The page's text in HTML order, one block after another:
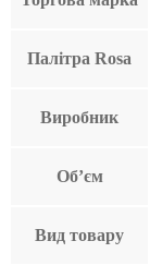
Палітра Rosa
Виробник
Об’єм
Вид товару